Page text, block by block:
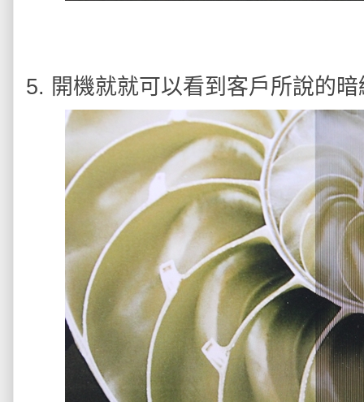
5. 開機就就可以看到客戶所說的